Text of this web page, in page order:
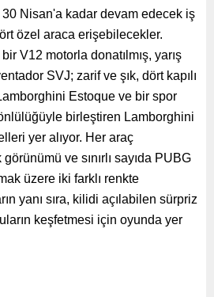
Nisan'a kadar devam edecek iş
özel araca erişebilecekler.
V12 motorla donatılmış, yarış
SVJ; zarif ve şık, dört kapılı
Estoque ve bir spor
birleştiren Lamborghini
yer alıyor. Her araç
ve sınırlı sayıda PUBG
üzere iki farklı renkte
yanı sıra, kilidi açılabilen sürpriz
keşfetmesi için oyunda yer